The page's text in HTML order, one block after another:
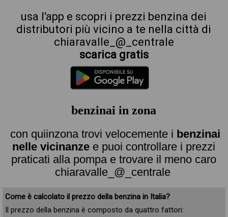
usa l'app e scopri i prezzi benzina dei
distributori più vicino a te nella città di
chiaravalle_@_centrale
scarica gratis
benzinai in zona
con quiinzona trovi velocemente i benzinai
nelle vicinanze e puoi controllare i prezzi
praticati alla pompa e trovare il meno caro
chiaravalle_@_centrale
Come è calcolato il prezzo della benzina in Italia?
Il prezzo della benzina è composto da quattro fattori: